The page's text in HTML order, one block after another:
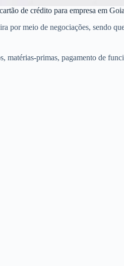
de crédito para empresa em
por meio de negociações, sendo
matérias-primas, pagamento de